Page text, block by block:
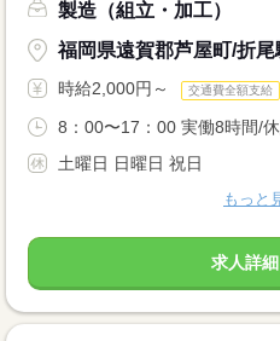
製造（組立・加工）
福岡県遠賀郡芦屋町/折尾
時給2,000円～ 交通費全額支給
8：00〜17：00 実働8時間/休
土曜日 日曜日 祝日
もっと
求人詳